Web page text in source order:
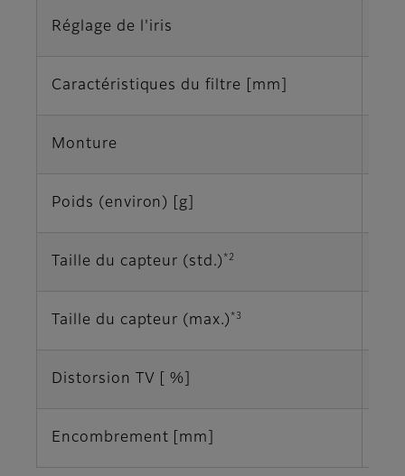
Réglage de l'iris
Caractéristiques du filtre [mm]
Monture
Poids (environ) [g]
Taille du capteur (std.) *2
Taille du capteur (max.) *3
Distorsion TV [ %]
Encombrement [mm]